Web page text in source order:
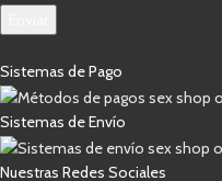
Sistemas de Pago
Sistemas de Envío
Nuestras Redes Sociales